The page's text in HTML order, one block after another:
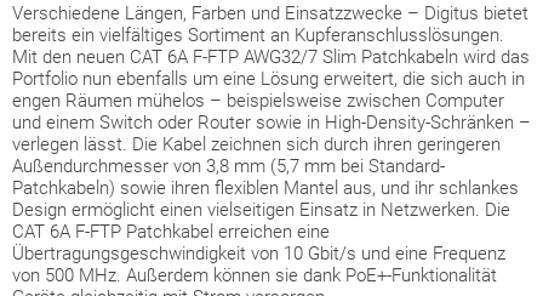
Verschiedene Längen, Farben und Einsatzzwecke – Digitus bietet
bereits ein vielfältiges Sortiment an Kupferanschlusslösungen.
Mit den neuen CAT 6A F-FTP AWG32/7 Slim Patchkabeln wird das
Portfolio nun ebenfalls um eine Lösung erweitert, die sich auch in
engen Räumen mühelos – beispielsweise zwischen Computer
und einem Switch oder Router sowie in High-Density-Schränken –
verlegen lässt. Die Kabel zeichnen sich durch ihren geringeren
Außendurchmesser von 3,8 mm (5,7 mm bei Standard-
Patchkabeln) sowie ihren flexiblen Mantel aus, und ihr schlankes
Design ermöglicht einen vielseitigen Einsatz in Netzwerken. Die
CAT 6A F-FTP Patchkabel erreichen eine
Übertragungsgeschwindigkeit von 10 Gbit/s und eine Frequenz
von 500 MHz. Außerdem können sie dank PoE+-Funktionalität